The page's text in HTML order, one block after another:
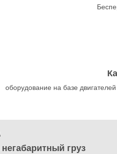
оборудование на базе
груз